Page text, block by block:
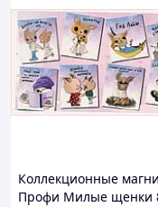
Коллекционные
Профи Милые щенки